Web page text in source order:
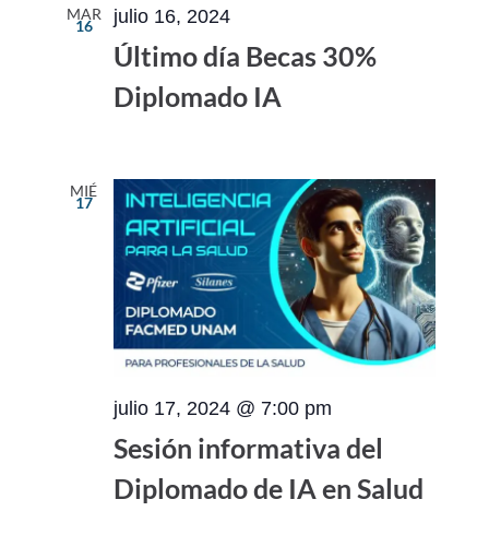
MAR
16 julio 16, 2024
Último día Becas 30%
Diplomado IA
MIÉ
17
julio 17, 2024 @ 7:00 pm
Sesión informativa del
Diplomado de IA en Salud